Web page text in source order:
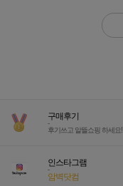
구매후기
-
후기쓰고 알뜰쇼핑 하세요!
인스타그램
-
암벽닷컴